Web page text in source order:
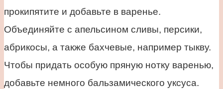
прокипятите и добавьте в варенье.
Объединяйте с апельсином сливы, персики,
абрикосы, а также бахчевые, например тыкву.
Чтобы придать особую пряную нотку варенью,
добавьте немного бальзамического уксуса.